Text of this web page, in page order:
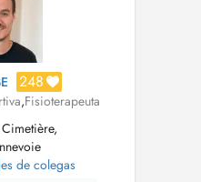
248
,Fisioterapeuta
de colegas